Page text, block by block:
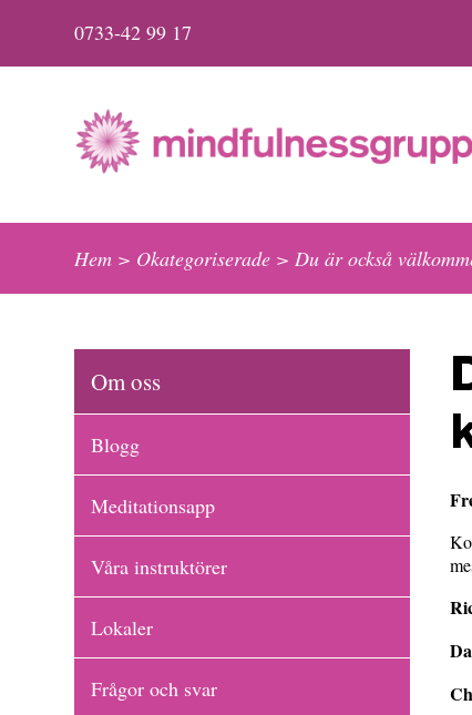
0733-42 99 17
Hem > Okategoriserade >Du är också
Om oss
Blogg
Meditationsapp
Våra instruktörer
Lokaler
Frågor och svar